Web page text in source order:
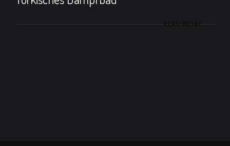
READ MORE